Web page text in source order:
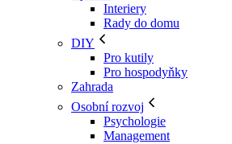
Interiery
Rady do domu
DIY
Pro kutily
Pro hospodyňky
Zahrada
Osobní rozvoj
Psychologie
Management